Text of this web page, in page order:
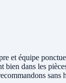
et équipe
bien dans les
sans